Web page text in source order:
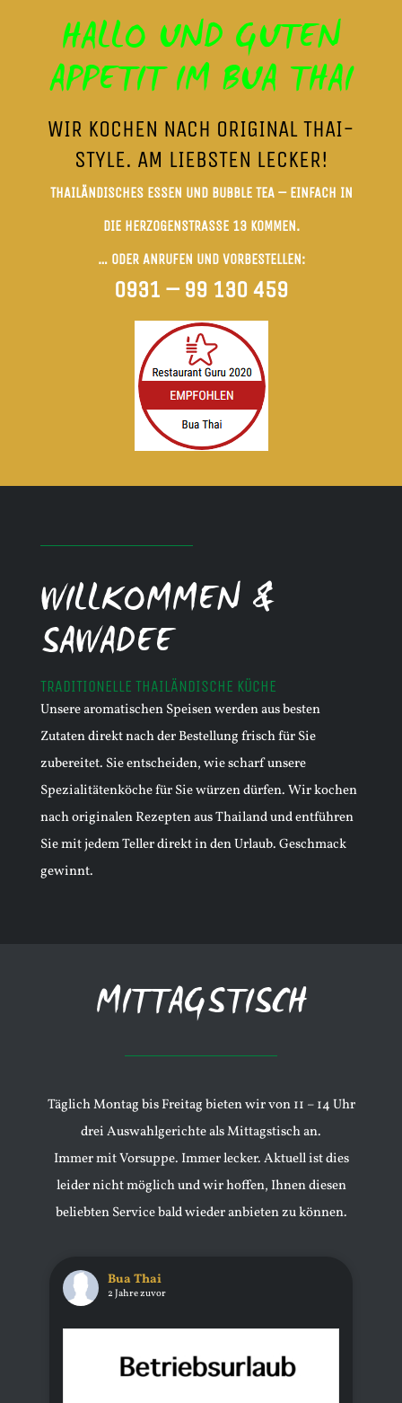
HALLO UND GUTEN
APPETIT IM BUA THAI
WIR KOCHEN NACH ORIGINAL THAI-
STYLE. AM LIEBSTEN LECKER!
THAILÄNDISCHES ESSEN UND BUBBLE TEA – EINFACH IN
DIE HERZOGENSTRASSE 13 KOMMEN.
… ODER ANRUFEN UND VORBESTELLEN:
0931 – 99 130 459
WILLKOMMEN &
SAWADEE
TRADITIONELLE THAILÄNDISCHE KÜCHE
Unsere aromatischen Speisen werden aus besten
Zutaten direkt nach der Bestellung frisch für Sie
zubereitet. Sie entscheiden, wie scharf unsere
Spezialitätenköche für Sie würzen dürfen. Wir kochen
nach originalen Rezepten aus Thailand und entführen
Sie mit jedem Teller direkt in den Urlaub. Geschmack
gewinnt.
MITTAGSTISCH
Täglich Montag bis Freitag bieten wir von 11 – 14 Uhr
drei Auswahlgerichte als Mittagstisch an.
Immer mit Vorsuppe. Immer lecker. Aktuell ist dies
leider nicht möglich und wir hoffen, Ihnen diesen
beliebten Service bald wieder anbieten zu können.
Bua Thai
2 Jahre zuvor